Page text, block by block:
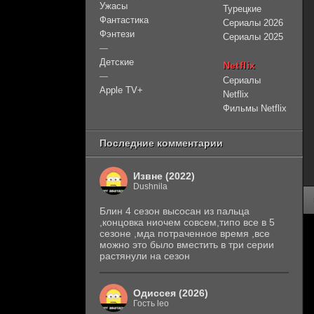
Ужасы
Фантастика
Фэнтези
—
Детские
—
Apple TV+
Турецкие
Сериалы 2026
Сериалы 2025
Netflix
Сериалы
Netflix
Фильмы Netflix
Последние комментарии
Извне (2022)
Dushnila
Блин 4 сезон высосан из пальца
,концовка ниочем совсем,типо все в 5
сезоне ,мда потраченное время ,все
можно это было вместить в три серии
растянули на сезон
Одиссея (2026)
Гость leo